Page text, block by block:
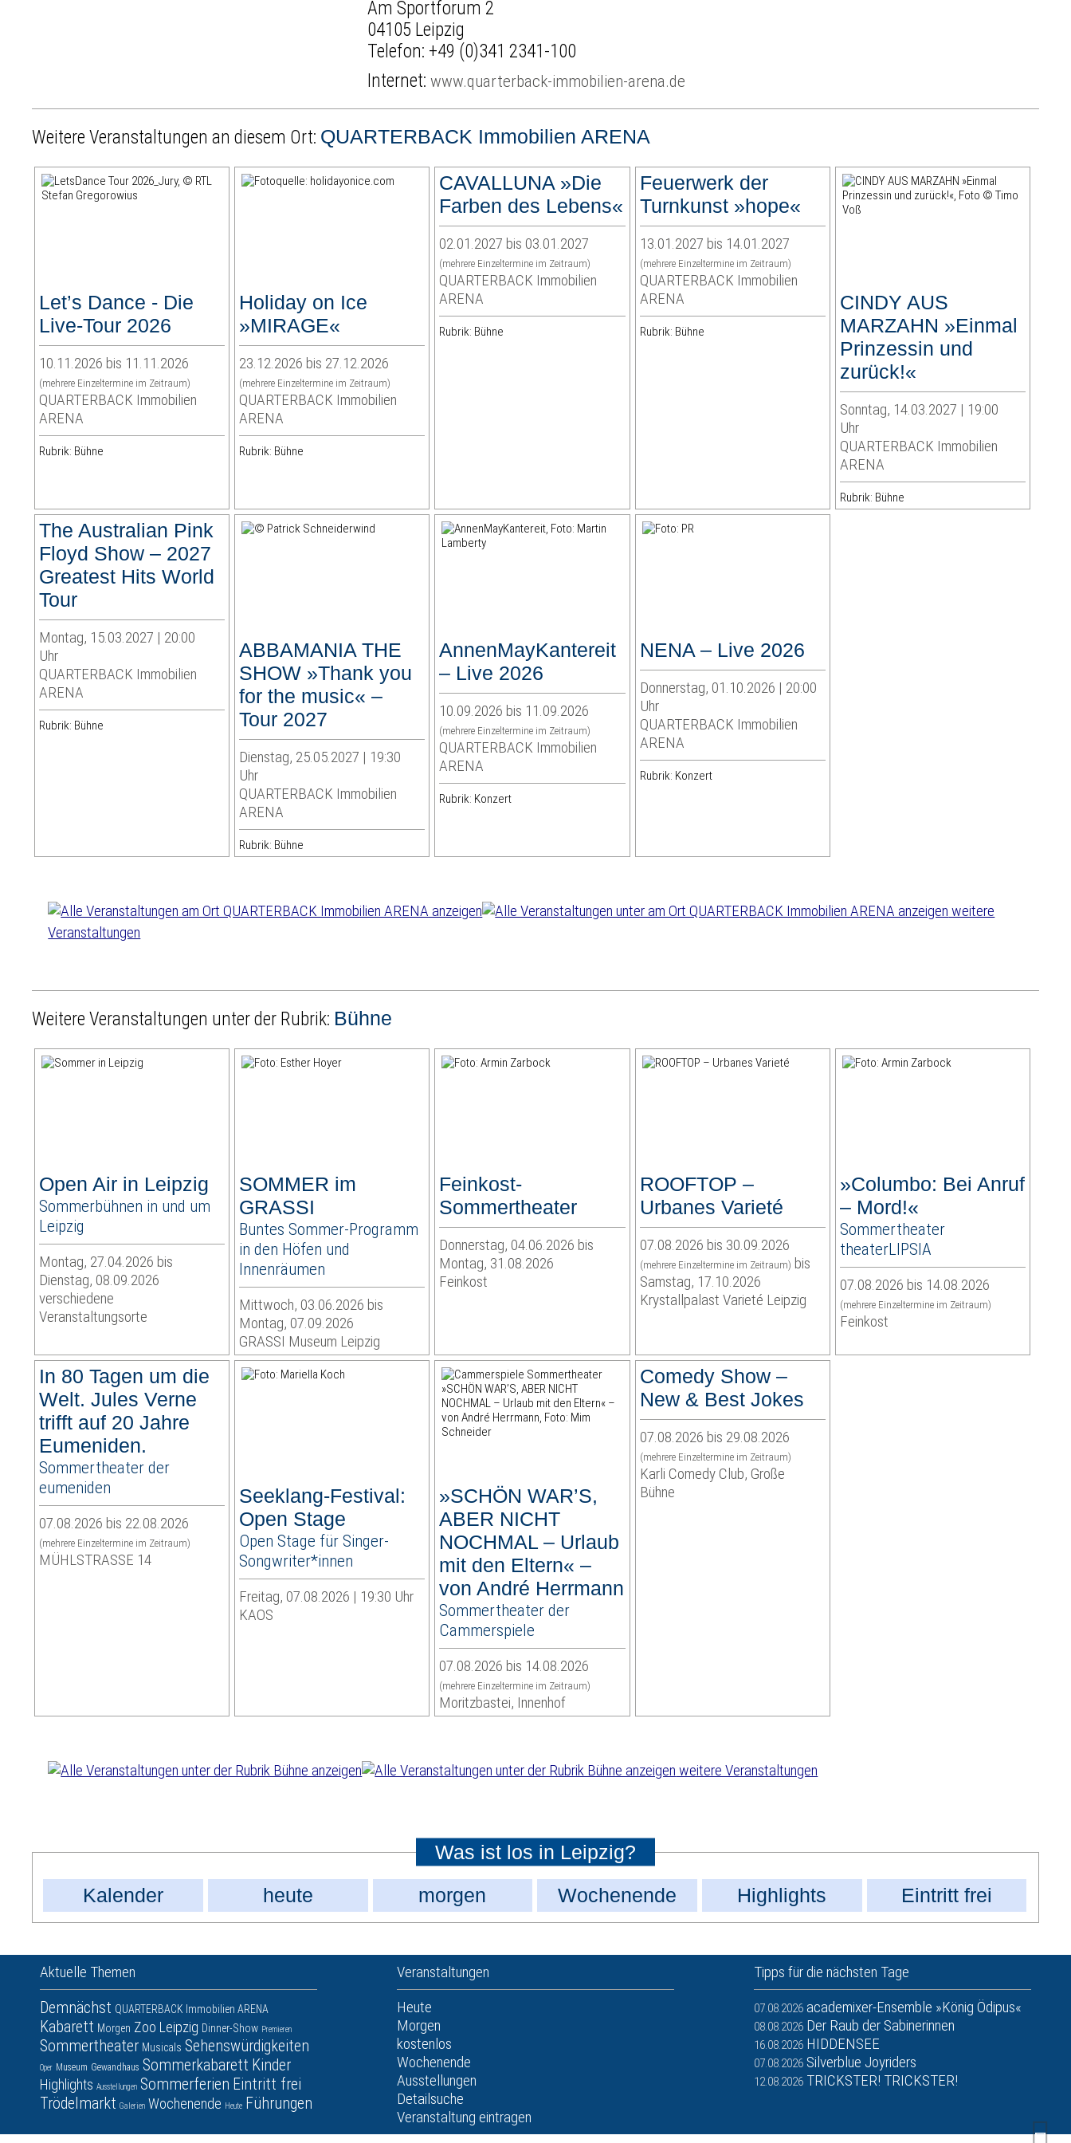
Am Sportforum 2
04105 Leipzig
Telefon: +49 (0)341 2341-100
Internet:www.quarterback-immobilien-arena.de
Weitere Veranstaltungen an diesem Ort: QUARTERBACK Immobilien ARENA
Let’s Dance - Die
Live-Tour 2026
10.11.2026 bis 11.11.2026
(mehrere Einzeltermine im Zeitraum)
QUARTERBACK Immobilien
ARENA
Rubrik: Bühne
Holiday on Ice
»MIRAGE«
23.12.2026 bis 27.12.2026
(mehrere Einzeltermine im Zeitraum)
QUARTERBACK Immobilien
ARENA
Rubrik: Bühne
CAVALLUNA »Die
Farben des Lebens«
02.01.2027 bis 03.01.2027
(mehrere Einzeltermine im Zeitraum)
QUARTERBACK Immobilien
ARENA
Rubrik: Bühne
Feuerwerk der
Turnkunst »hope«
13.01.2027 bis 14.01.2027
(mehrere Einzeltermine im Zeitraum)
QUARTERBACK Immobilien
ARENA
Rubrik: Bühne
CINDY AUS
MARZAHN »Einmal
Prinzessin und
zurück!«
Sonntag, 14.03.2027 | 19:00
Uhr
QUARTERBACK Immobilien
ARENA
Rubrik: Bühne
The Australian Pink
Floyd Show – 2027
Greatest Hits World
Tour
Montag, 15.03.2027 | 20:00
Uhr
QUARTERBACK Immobilien
ARENA
Rubrik: Bühne
ABBAMANIA THE
SHOW »Thank you
for the music« –
Tour 2027
Dienstag, 25.05.2027 | 19:30
Uhr
QUARTERBACK Immobilien
ARENA
Rubrik: Bühne
AnnenMayKantereit
– Live 2026
10.09.2026 bis 11.09.2026
(mehrere Einzeltermine im Zeitraum)
QUARTERBACK Immobilien
ARENA
Rubrik: Konzert
NENA – Live 2026
Donnerstag, 01.10.2026 | 20:00
Uhr
QUARTERBACK Immobilien
ARENA
Rubrik: Konzert
weitere
Veranstaltungen
Weitere Veranstaltungen unter der Rubrik: Bühne
Open Air in Leipzig
Sommerbühnen in und um
Leipzig
Montag, 27.04.2026 bis
Dienstag, 08.09.2026
verschiedene
Veranstaltungsorte
SOMMER im
GRASSI
Buntes Sommer-Programm
in den Höfen und
Innenräumen
Mittwoch, 03.06.2026 bis
Montag, 07.09.2026
GRASSI Museum Leipzig
Feinkost-
Sommertheater
Donnerstag, 04.06.2026 bis
Montag, 31.08.2026
Feinkost
ROOFTOP –
Urbanes Varieté
07.08.2026 bis 30.09.2026
(mehrere Einzeltermine im Zeitraum) bis
Samstag, 17.10.2026
Krystallpalast Varieté Leipzig
»Columbo: Bei Anruf
– Mord!«
Sommertheater
theaterLIPSIA
07.08.2026 bis 14.08.2026
(mehrere Einzeltermine im Zeitraum)
Feinkost
In 80 Tagen um die
Welt. Jules Verne
trifft auf 20 Jahre
Eumeniden.
Sommertheater der
eumeniden
07.08.2026 bis 22.08.2026
(mehrere Einzeltermine im Zeitraum)
MÜHLSTRASSE 14
Seeklang-Festival:
Open Stage
Open Stage für Singer-
Songwriter*innen
Freitag, 07.08.2026 | 19:30 Uhr
KAOS
»SCHÖN WAR’S,
ABER NICHT
NOCHMAL – Urlaub
mit den Eltern« –
von André Herrmann
Sommertheater der
Cammerspiele
07.08.2026 bis 14.08.2026
(mehrere Einzeltermine im Zeitraum)
Moritzbastei, Innenhof
Comedy Show –
New & Best Jokes
07.08.2026 bis 29.08.2026
(mehrere Einzeltermine im Zeitraum)
Karli Comedy Club, Große
Bühne
weitere Veranstaltungen
Was ist los in Leipzig?
Kalender
heute morgen Wochenende Highlights Eintritt frei
Aktuelle Themen
Demnächst QUARTERBACK Immobilien ARENA
Kabarett Morgen Zoo Leipzig Dinner-Show Premieren
Sommertheater Musicals Sehenswürdigkeiten
Oper Museum Gewandhaus Sommerkabarett Kinder
Highlights Ausstellungen Sommerferien Eintritt frei
Trödelmarkt Galerien Wochenende Heute Führungen
Veranstaltungen
Heute
Morgen
kostenlos
Wochenende
Ausstellungen
Detailsuche
Veranstaltung eintragen
Tipps für die nächsten Tage
07.08.2026 academixer-Ensemble »König Ödipus«
08.08.2026 Der Raub der Sabinerinnen
16.08.2026 HIDDENSEE
07.08.2026 Silverblue Joyriders
12.08.2026 TRICKSTER! TRICKSTER!